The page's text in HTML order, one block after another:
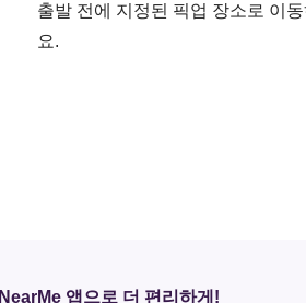
출발 전에 지정된 픽업 장소로 이
요.
NearMe 앱으로 더 편리하게!